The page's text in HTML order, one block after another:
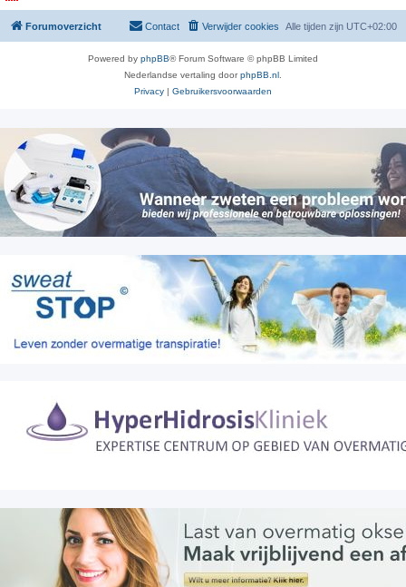
Forumoverzicht Alle tijden zijn UTC+02:00
Verwijder cookies
Contact
Powered by phpBB® Forum Software © phpBB Limited
Nederlandse vertaling doorphpBB.nl
Privacy | Gebruikersvoorwaarden